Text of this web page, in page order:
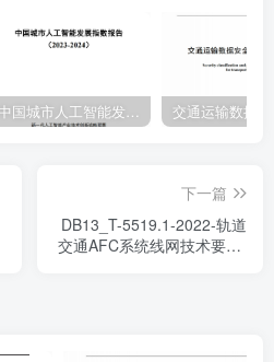
下一篇
DB13_T-5519.1-2022-轨道
交通AFC系统线网技术要求-